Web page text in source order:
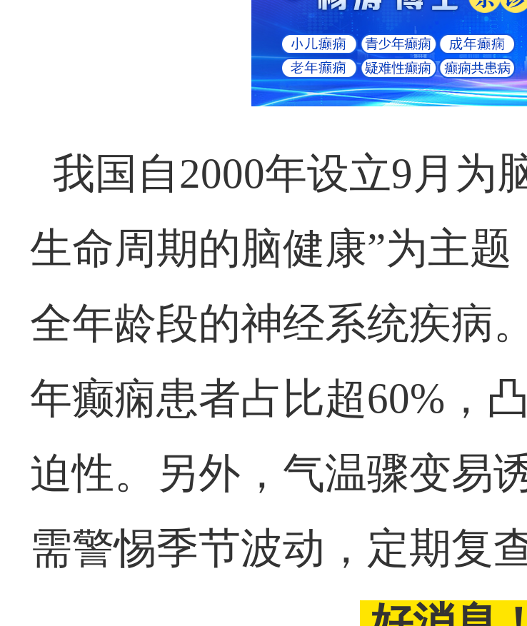
我国自2000年设立9月为
生命周期的脑健康”为主题
全年龄段的神经系统疾病
年癫痫患者占比超60%，
迫性。
另外，气温骤变易
需警惕季节波动，定期复